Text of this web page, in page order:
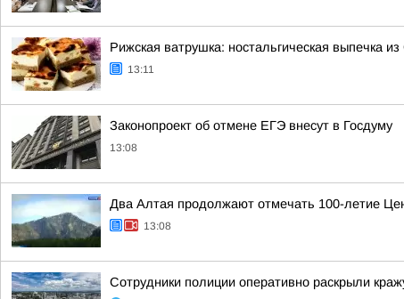
Рижская ватрушка: ностальгическая выпечка
13:11
Законопроект об отмене ЕГЭ внесут в Госдуму
13:08
Два Алтая продолжают отмечать 100-летие
13:08
Сотрудники полиции оперативно раскрыли